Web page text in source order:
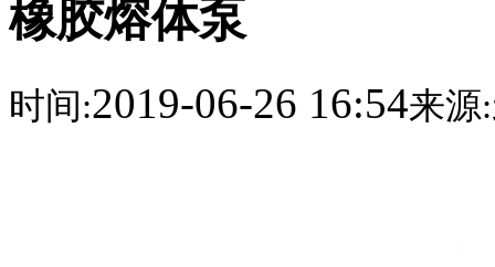
橡胶熔体泵
时间:2019-06-26 16:54来源: